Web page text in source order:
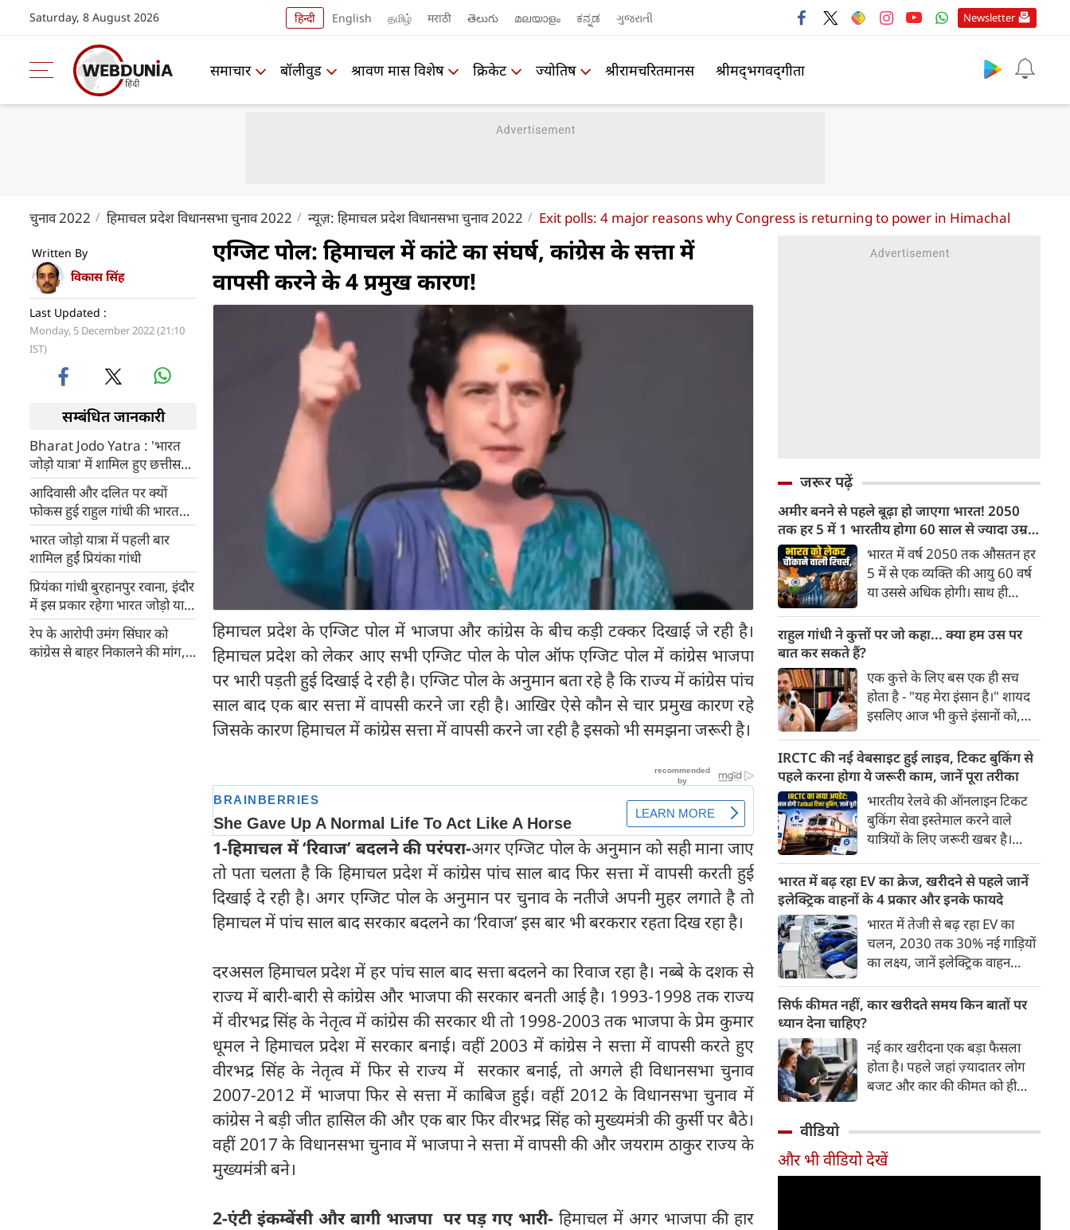
Saturday, 8 August 2026 हिन्दी English தமிழ் मराठी తెలుగు മലയാളം ಕನ್ನಡ ગુજરાતી Newsletter
समाचार बॉलीवुड श्रावण मास विशेष क्रिकेट ज्योतिष श्रीरामचरितमानस श्रीमद्‍भगवद्‍गीता
चुनाव 2022 हिमाचल प्रदेश विधानसभा चुनाव 2022 न्यूज़: हिमाचल प्रदेश विधानसभा चुनाव 2022 Exit polls: 4 major reasons why Congress is returning to power in Himachal
Written By
विकास सिंह
Last Updated :
Monday, 5 December 2022 (21:10
IST)
सम्बंधित जानकारी
Bharat Jodo Yatra : 'भारत
जोड़ो यात्रा' में शामिल हुए छत्तीसगढ़
के CM भूपेश बघेल, परिवार समेत
दिल्ली लौटीं प्रियंका गांधी
आदिवासी और दलित पर क्यों
फोकस हुई राहुल गांधी की भारत
जोड़ो यात्रा?
भारत जोड़ो यात्रा में पहली बार
शामिल हुईं प्रियंका गांधी
प्रियंका गांधी बुरहानपुर रवाना, इंदौर
में इस प्रकार रहेगा भारत जोड़ो यात्रा
का रूट
रेप के आरोपी उमंग सिंघार को
कांग्रेस से बाहर निकालने की मांग,
एग्जिट पोल: हिमाचल में कांटे का संघर्ष, कांग्रेस के सत्ता में
वापसी करने के 4 प्रमुख कारण!
हिमाचल प्रदेश के एग्जिट पोल में भाजपा और कांग्रेस के बीच कड़ी टक्कर दिखाई जे रही है।
हिमाचल प्रदेश को लेकर आए सभी एग्जिट पोल के पोल ऑफ एग्जिट पोल में कांग्रेस भाजपा
पर भारी पड़ती हुई दिखाई दे रही है। एग्जिट पोल के अनुमान बता रहे है कि राज्य में कांग्रेस पांच
साल बाद एक बार सत्ता में वापसी करने जा रही है। आखिर ऐसे कौन से चार प्रमुख कारण रहे
जिसके कारण हिमाचल में कांग्रेस सत्ता में वापसी करने जा रही है इसको भी समझना जरूरी है।
1-हिमाचल में ‘रिवाज’ बदलने की परंपरा-अगर एग्जिट पोल के अनुमान को सही माना जाए
तो पता चलता है कि हिमाचल प्रदेश में कांग्रेस पांच साल बाद फिर सत्ता में वापसी करती हुई
दिखाई दे रही है। अगर एग्जिट पोल के अनुमान पर चुनाव के नतीजे अपनी मुहर लगाते है तो
हिमाचल में पांच साल बाद सरकार बदलने का ‘रिवाज’ इस बार भी बरकरार रहता दिख रहा है।
दरअसल हिमाचल प्रदेश में हर पांच साल बाद सत्ता बदलने का रिवाज रहा है। नब्बे के दशक से
राज्य में बारी-बारी से कांग्रेस और भाजपा की सरकार बनती आई है। 1993-1998 तक राज्य
में वीरभद्र सिंह के नेतृत्व में कांग्रेस की सरकार थी तो 1998-2003 तक भाजपा के प्रेम कुमार
धूमल ने हिमाचल प्रदेश में सरकार बनाई। वहीं 2003 में कांग्रेस ने सत्ता में वापसी करते हुए
वीरभद्र सिंह के नेतृत्व में फिर से राज्य में सरकार बनाई, तो अगले ही विधानसभा चुनाव
2007-2012 में भाजपा फिर से सत्ता में काबिज हुई। वहीं 2012 के विधानसभा चुनाव में
कांग्रेस ने बड़ी जीत हासिल की और एक बार फिर वीरभद्र सिंह को मुख्यमंत्री की कुर्सी पर बैठे।
वहीं 2017 के विधानसभा चुनाव में भाजपा ने सत्ता में वापसी की और जयराम ठाकुर राज्य के
मुख्यमंत्री बने।
2-एंटी इंकम्बेंसी और बागी भाजपा पर पड़ गए भारी- हिमाचल में अगर भाजपा की हार
जरूर पढ़ें
अमीर बनने से पहले बूढ़ा हो जाएगा भारत! 2050
तक हर 5 में 1 भारतीय होगा 60 साल से ज्यादा उम्र
का
भारत में वर्ष 2050 तक औसतन हर
5 में से एक व्यक्ति की आयु 60 वर्ष
या उससे अधिक होगी। साथ ही
भारत में रहेंगे। ‘ट्रांसफॉर्म रूरल
अनुसार भारत विकसित देशों के
विपरीत समृद्ध बनने से पहले ही वृद्ध
होती आबादी वाले देश की श्रेणी में
पहुंच रहा है।
राहुल गांधी ने कुत्तों पर जो कहा... क्या हम उस पर
बात कर सकते हैं?
एक कुत्ते के लिए बस एक ही सच
होता है - "यह मेरा इंसान है।" शायद
इसलिए आज भी कुत्ते इंसानों को,
भू-राजनीति से लेकर कृत्रिम
बुद्धिमत्ता, जलवायु परिवर्तन से लेकर
क्रिकेट तक हर विषय पर बहस कर
सकते हैं, तो उस जीव पर भी एक
गंभीर चर्चा बनती है जिसने किसी भी
सभ्यता से पहले इंसान का साथ चुना
था। दुर्भाग्य यह है कि आज कुत्तों के
बारे में हमारी राय पशु-चिकित्सकों,
व्यवहार वैज्ञानिकों या विशेषज्ञों से
कम... और व्हाट्सऐप यूनिवर्सिटी से
ज़्यादा बनती है।
IRCTC की नई वेबसाइट हुई लाइव, टिकट बुकिंग से
पहले करना होगा ये जरूरी काम, जानें पूरा तरीका
भारतीय रेलवे की ऑनलाइन टिकट
बुकिंग सेवा इस्तेमाल करने वाले
यात्रियों के लिए जरूरी खबर है।
वेबसाइट का बीटा वर्जन लॉन्च कर
दिया है। करीब 24 साल पुराने
इंटरफेस के बाद वेबसाइट को नए
डिजाइन और कई नए फीचर्स के साथ
अपडेट किया गया है।
भारत में बढ़ रहा EV का क्रेज, खरीदने से पहले जानें
इलेक्ट्रिक वाहनों के 4 प्रकार और इनके फायदे
भारत में तेजी से बढ़ रहा EV का
चलन, 2030 तक 30% नई गाड़ियों
का लक्ष्य, जानें इलेक्ट्रिक वाहन
200 अरब रुपए का मौका
सिर्फ कीमत नहीं, कार खरीदते समय किन बातों पर
ध्यान देना चाहिए?
नई कार खरीदना एक बड़ा फैसला
होता है। पहले जहां ज़्यादातर लोग
बजट और कार की कीमत को ही
खरीदते समय किन बातों पर ध्यान
देना चाहिए।
वीडियो
और भी वीडियो देखें